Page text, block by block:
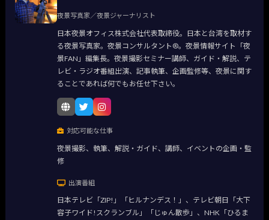
夜景写真家／夜景ジャーナリスト
日本夜景オフィス株式会社代表取締役。日本と台湾を取材す
る夜景写真家。夜景コンサルタント®。夜景情報サイト「夜
景FAN」編集長。夜景撮影セミナー講師、ガイド・解説、テ
レビ・ラジオ番組出演、記事執筆、企画監修等、夜景に関す
ることであれば何でもお任せ下さい。
対応可能な仕事
夜景撮影、執筆、解説・ガイド、講師、イベントの企画・監
修
出演番組
日本テレビ「ZIP!」「ヒルナンデス！」、テレビ朝日「大下
容子ワイド!スクランブル」「じゅん散歩」、NHK「ひるま